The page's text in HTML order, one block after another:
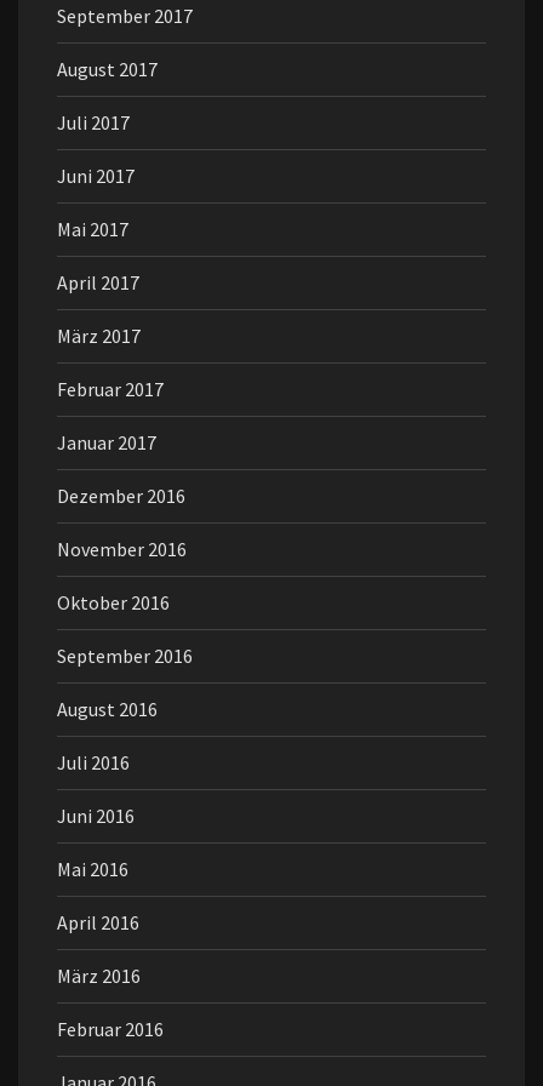
September 2017
August 2017
Juli 2017
Juni 2017
Mai 2017
April 2017
März 2017
Februar 2017
Januar 2017
Dezember 2016
November 2016
Oktober 2016
September 2016
August 2016
Juli 2016
Juni 2016
Mai 2016
April 2016
März 2016
Februar 2016